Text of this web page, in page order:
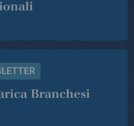
Branchesi
a marica branchesi